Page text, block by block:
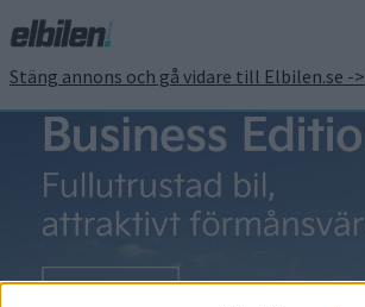
Stäng annons och gå vidare till Elbilen.se ->
MG5